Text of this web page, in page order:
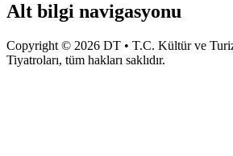
Alt bilgi navigasyonu
Copyright © 2026 DT • T.C. Kültür ve
Tiyatroları, tüm hakları saklıdır.